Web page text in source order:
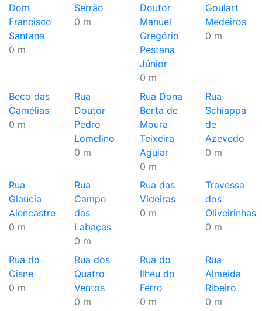
Dom
Francisco
Santana
0 m
Serrão
0 m
Doutor
Manuel
Gregório
Pestana
Júnior
0 m
Goulart
Medeiros
0 m
Beco das
Camélias
0 m
Rua
Doutor
Pedro
Lomelino
0 m
Rua Dona
Berta de
Moura
Teixeira
Aguiar
0 m
Rua
Schiappa
de
Azevedo
0 m
Rua
Glaucia
Alencastre
0 m
Rua
Campo
das
Labaças
0 m
Rua das
Videiras
0 m
Travessa
dos
Oliveirinhas
0 m
Rua do
Cisne
0 m
Rua dos
Quatro
Ventos
0 m
Rua do
Ilhéu do
Ferro
0 m
Rua
Almeida
Ribeiro
0 m